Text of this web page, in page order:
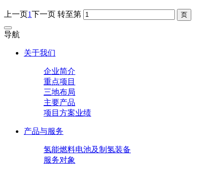
上一页1下一页 转至第
导航
关于我们
企业简介
重点项目
三地布局
主要产品
项目方案业绩
产品与服务
氢能燃料电池及制氢装备
服务对象